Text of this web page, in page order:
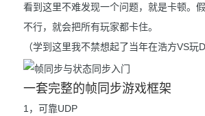
看到这里不难发现一个问题，就是卡顿。
不行，就会把所有玩家都卡住。
（学到这里我不禁想起了当年在浩方VS玩
一套完整的帧同步游戏框架
1，可靠UDP